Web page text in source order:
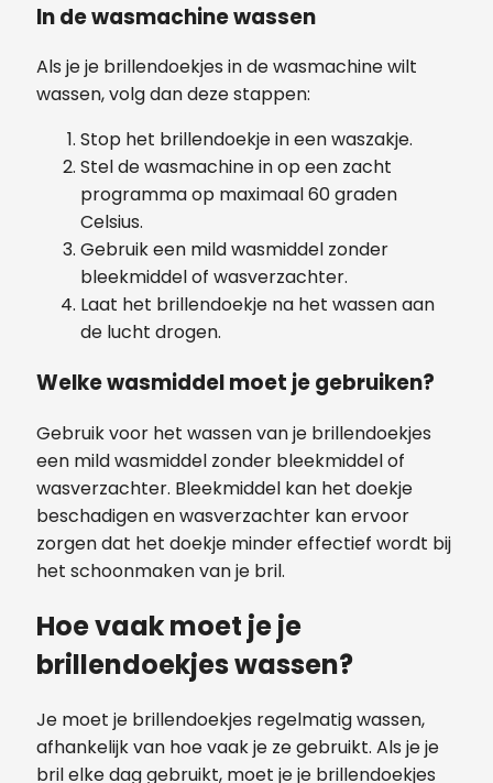
In de wasmachine wassen
Als je je brillendoekjes in de wasmachine wilt
wassen, volg dan deze stappen:
Stop het brillendoekje in een waszakje.
Stel de wasmachine in op een zacht
programma op maximaal 60 graden
Celsius.
Gebruik een mild wasmiddel zonder
bleekmiddel of wasverzachter.
Laat het brillendoekje na het wassen aan
de lucht drogen.
Welke wasmiddel moet je gebruiken?
Gebruik voor het wassen van je brillendoekjes
een mild wasmiddel zonder bleekmiddel of
wasverzachter. Bleekmiddel kan het doekje
beschadigen en wasverzachter kan ervoor
zorgen dat het doekje minder effectief wordt bij
het schoonmaken van je bril.
Hoe vaak moet je je
brillendoekjes wassen?
Je moet je brillendoekjes regelmatig wassen,
afhankelijk van hoe vaak je ze gebruikt. Als je je
bril elke dag gebruikt, moet je je brillendoekjes